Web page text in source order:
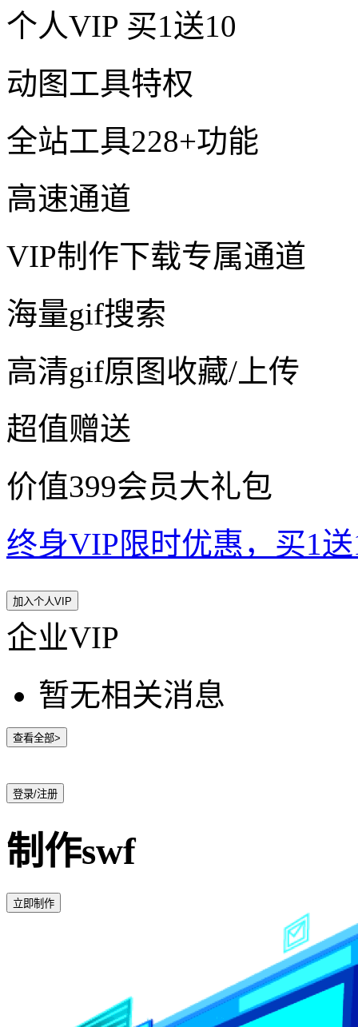
个人VIP 买1送10
动图工具特权
全站工具228+功能
高速通道
VIP制作下载专属通道
海量gif搜索
高清gif原图收藏/上传
超值赠送
价值399会员大礼包
终身VIP限时优惠，买1
加入个人VIP
企业VIP
暂无相关消息
查看全部>
登录/注册
制作swf
立即制作